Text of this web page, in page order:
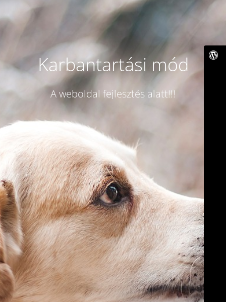
Karbantartási mód
A weboldal fejlesztés alatt!!!